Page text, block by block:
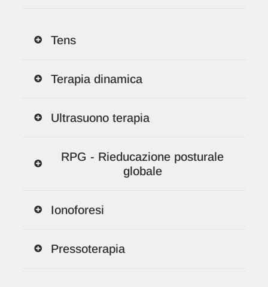
Tens
Terapia dinamica
Ultrasuono terapia
RPG - Rieducazione posturale
globale
Ionoforesi
Pressoterapia